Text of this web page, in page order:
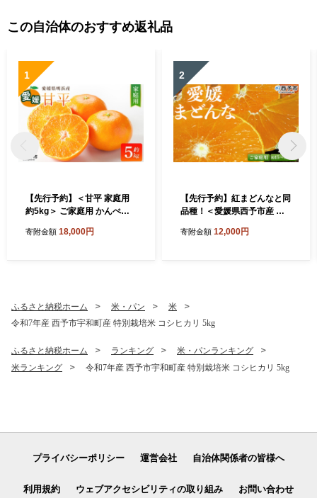
この自治体のおすすめ返礼品
1
【先行予約】＜甘平 家庭用
約5kg＞ ご家庭用 かんぺい
柑 訳あり 果物 くだもの フル
寄附金額 18,000円
2
【先行予約】紅まどんなと同
品種！＜愛媛県西予市産 愛
＞ 約15～30個入り 訳あり 柑
寄附金額 12,000円
ふるさと納税ホーム 米・パン
米
令和7年産 西予市宇和町産 特別栽培米 コシヒカリ 5kg
ふるさと納税ホーム ランキング
米・パンランキング
米ランキング
令和7年産 西予市宇和町産 特別栽培米 コシヒカリ 5kg
プライバシーポリシー 運営会社 自治体関係者の皆様へ
利用規約 ウェブアクセシビリティの取り組み お問い合わせ